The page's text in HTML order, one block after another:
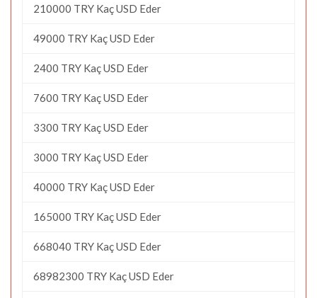
210000 TRY Kaç USD Eder
49000 TRY Kaç USD Eder
2400 TRY Kaç USD Eder
7600 TRY Kaç USD Eder
3300 TRY Kaç USD Eder
3000 TRY Kaç USD Eder
40000 TRY Kaç USD Eder
165000 TRY Kaç USD Eder
668040 TRY Kaç USD Eder
68982300 TRY Kaç USD Eder